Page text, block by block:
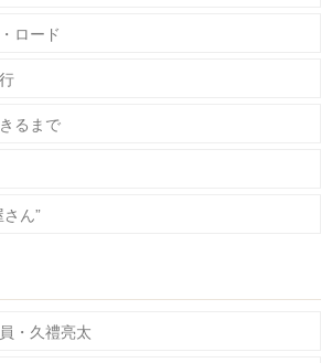
ロード
るまで
ん”
・久禮亮太